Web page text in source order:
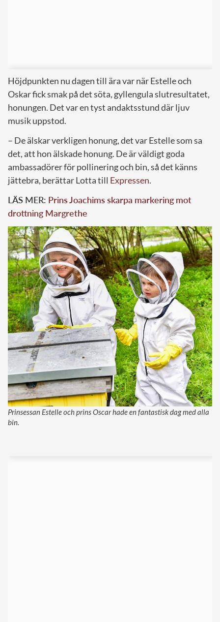
Höjdpunkten nu dagen till ära var när Estelle och
Oskar fick smak på det söta, gyllengula slutresultatet,
honungen. Det var en tyst andaktsstund där ljuv
musik uppstod.
– De älskar verkligen honung, det var Estelle som sa
det, att hon älskade honung. De är väldigt goda
ambassadörer för pollinering och bin, så det känns
jättebra, berättar Lotta till Expressen.
LÄS MER: Prins Joachims skarpa markering mot
drottning Margrethe
Prinsessan Estelle och prins Oscar hade en fantastisk dag med alla
bin.